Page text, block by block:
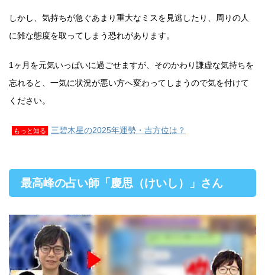
しかし、気持ちが急ぐあまり重大なミスを見逃したり、周りの人
に雑な態度を取ってしまう恐れがあります。
1ヶ月を元気いっぱいに過ごせますが、そのかわり謙虚な気持ちを
忘れると、一気に状況が悪い方へ変わってしまうので気を付けて
ください。
もっと知る 三碧木星の2025年運勢・吉方位は？
最高峰の占い師「慶思（けいし）」さん